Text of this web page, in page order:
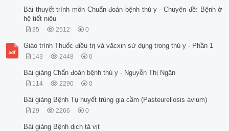
Bài thuyết trình môn Chuẩn đoán bệnh thú y - Chuyên đề: Bệnh ở
hệ tiết niệu
35 2512 0
Giáo trình Thuốc điều trị và văcxin sử dụng trong thú y - Phần 1
143 2448 0
Bài giảng Chẩn đoán bệnh thú y - Nguyễn Thị Ngân
114 2290 0
Bài giảng Bệnh Tụ huyết trùng gia cầm (Pasteurellosis avium)
29 2266 0
Bài giảng Bệnh dịch tả vịt